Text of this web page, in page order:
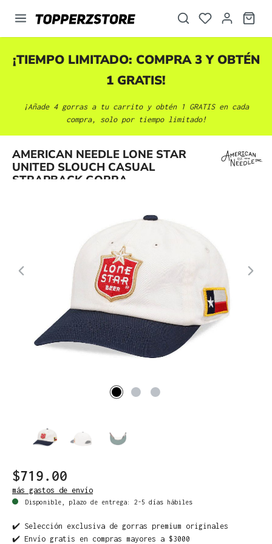
principal
¡TIEMPO LIMITADO: COMPRA 3 Y OBTÉN
1 GRATIS!
¡Añade 4 gorras a tu carrito y obtén 1 GRATIS en cada
compra, solo por tiempo limitado!
AMERICAN NEEDLE LONE STAR
UNITED SLOUCH CASUAL
STRAPBACK GORRA
Omitir galería de imágenes
$719.00
más gastos de envío
Disponible, plazo de entrega: 2-5 días hábiles
✔️ Selección exclusiva de gorras premium originales
✔️ Envío gratis en compras mayores a $3000